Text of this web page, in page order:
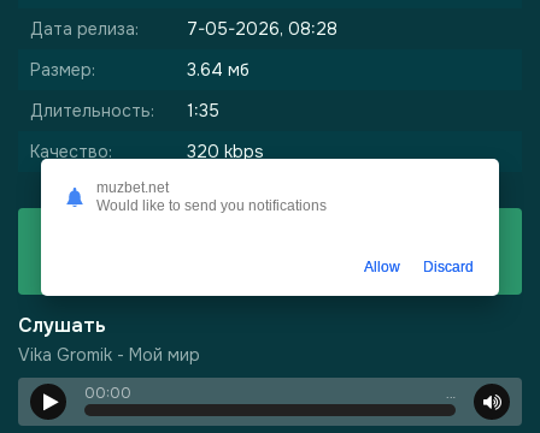
Дата релиза:
7-05-2026, 08:28
Размер:
3.64 мб
Длительность:
1:35
Качество:
320 kbps
Слушать
Vika Gromik - Мой мир
00:00 …
Город Грехов
muzbet.net
Would like to send you notifications
Allow Discard